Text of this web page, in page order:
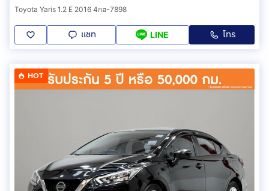
Toyota Yaris 1.2 E 2016 4กฮ-7898
แชท LINE โทร
HOT